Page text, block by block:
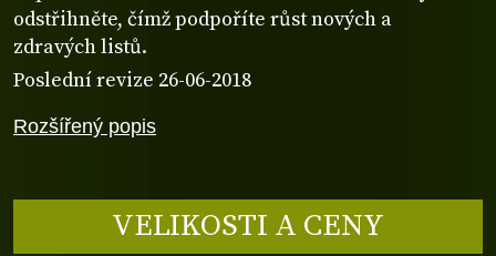
Rozšířený popis
odstřihněte, čímž podpoříte růst nových a
zdravých listů.
Poslední revize 26-06-2018
VELIKOSTI A CENY